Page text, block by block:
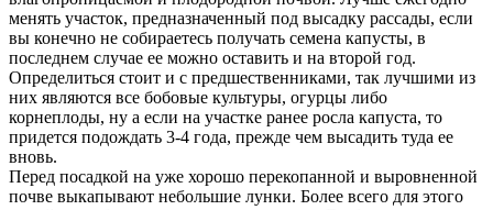
менять участок, предназначенный под высадку рассады, если
вы конечно не собираетесь получать семена капусты, в
последнем случае ее можно оставить и на второй год.
Определиться стоит и с предшественниками, так лучшими из
них являются все бобовые культуры, огурцы либо
корнеплоды, ну а если на участке ранее росла капуста, то
придется подождать 3-4 года, прежде чем высадить туда ее
вновь.
Перед посадкой на уже хорошо перекопанной и выровненной
почве выкапывают небольшие лунки. Более всего для этого